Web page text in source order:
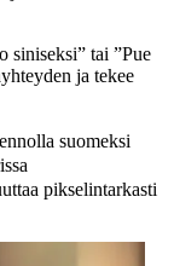
siniseksi” tai ”Pue
ja tekee
suomeksi
pikselintarkasti